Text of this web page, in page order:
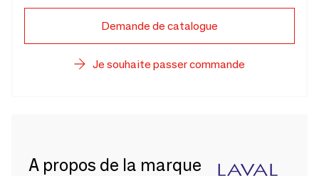
Demande de catalogue
Je souhaite passer commande
A propos de la marque